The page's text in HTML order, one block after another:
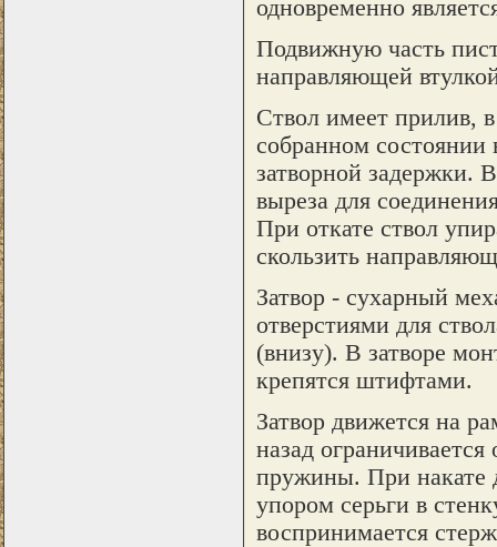
одновременно
Подвижную часть
направляющей
Ствол имеет прилив,
собранном состоянии
затворной задержки.
выреза для
При откате ствол
скользить
Затвор - сухарный
отверстиями для
(внизу). В затворе
крепятся штифтами.
Затвор движется на
назад
пружины. При накате
упором серьги в
воспринимается